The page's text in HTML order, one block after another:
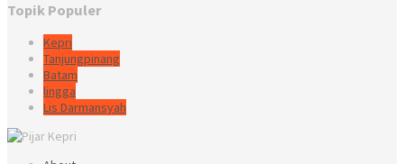
Topik Populer
Kepri
Tanjungpinang
Batam
lingga
Lis Darmansyah